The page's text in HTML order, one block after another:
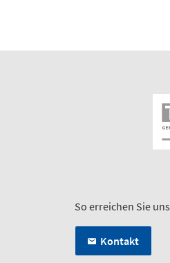
So erreichen Sie uns
Kontakt